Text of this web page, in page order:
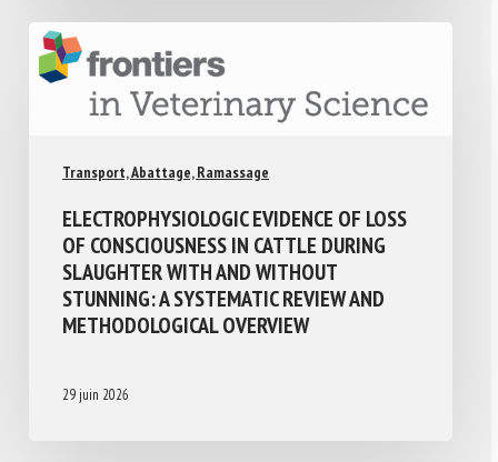
Transport, Abattage, Ramassage
ELECTROPHYSIOLOGIC EVIDENCE OF LOSS
OF CONSCIOUSNESS IN CATTLE DURING
SLAUGHTER WITH AND WITHOUT
STUNNING: A SYSTEMATIC REVIEW AND
METHODOLOGICAL OVERVIEW
29 juin 2026